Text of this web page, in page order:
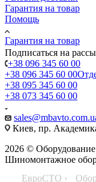
Гарантия на товар
Помощь
Гарантия на товар
Подписаться на
+38 096 345 60 00
+38 096 345 60 00
+38 095 345 60 00
+38 073 345 60 00
Киев, пр.
2026 ©
Шиномонтажное
ЕвроСТО ›